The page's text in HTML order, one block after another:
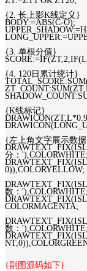
{2. 长上影K线定义}
BODY:=ABS(C-O);
{3. 单根分值}
{4. 120日累计统计}
{K线标记}
{左上角文字展示数
分：'),COLORWHITE;
0)),COLORYELLOW;
数：'),COLORWHITE;
COLORMAGENTA;
数：'),COLORWHITE;
{副图源码如下}